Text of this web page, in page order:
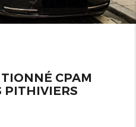
CPAM
PITHIVIERS